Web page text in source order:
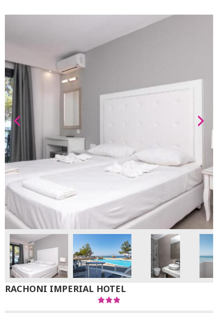
RACHONI IMPERIAL HOTEL